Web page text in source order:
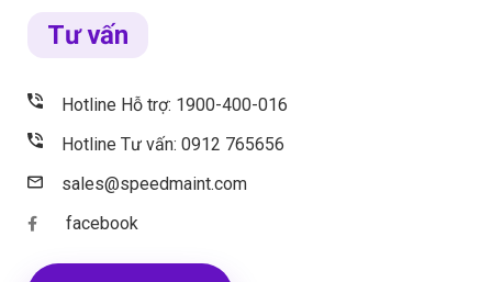
Tư vấn
Hotline Hỗ trợ: 1900-400-016
Hotline Tư vấn: 0912 765656
sales@speedmaint.com
facebook